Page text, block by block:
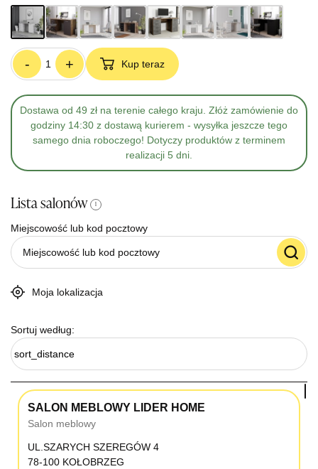
- + Kup teraz
Dostawa od 49 zł na terenie całego kraju. Złóż zamówienie do
godziny 14:30 z dostawą kurierem - wysyłka jeszcze tego
samego dnia roboczego! Dotyczy produktów z terminem
realizacji 5 dni.
Lista salonów i
Miejscowość lub kod pocztowy
Moja lokalizacja
Sortuj według:
sort_distance
SALON MEBLOWY LIDER HOME
Salon meblowy
UL.SZARYCH SZEREGÓW 4
78-100 KOŁOBRZEG